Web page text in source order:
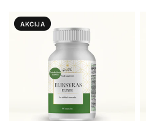
AKCIJA